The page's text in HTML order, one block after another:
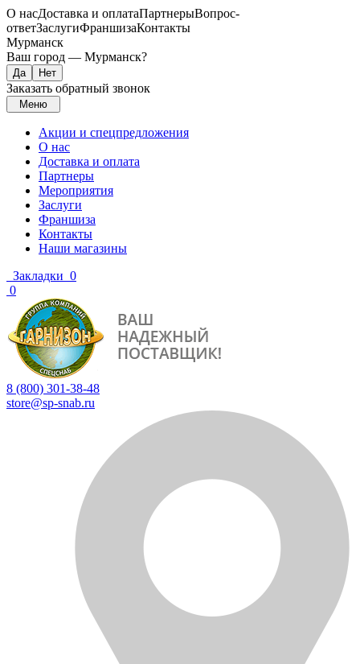
О насДоставка и оплатаПартнерыВопрос-
ответЗаслугиФраншизаКонтакты
Мурманск
Ваш город — Мурманск?
Заказать обратный звонок
Меню
Акции и спецпредложения
О нас
Доставка и оплата
Партнеры
Мероприятия
Заслуги
Франшиза
Контакты
Наши магазины
Закладки 0
0
8 (800) 301-38-48
store@sp-snab.ru